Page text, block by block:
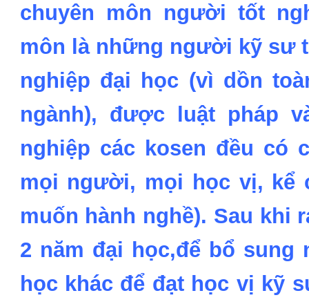
chuyên môn người tốt
môn là những người kỹ sư
nghiệp đại học (vì dồn
ngành), được luật pháp
nghiệp các kosen đều có
mọi người, mọi học vị, kể
muốn hành nghề). Sau khi
2 năm đại học,để bổ
học khác để đạt học vị kỹ